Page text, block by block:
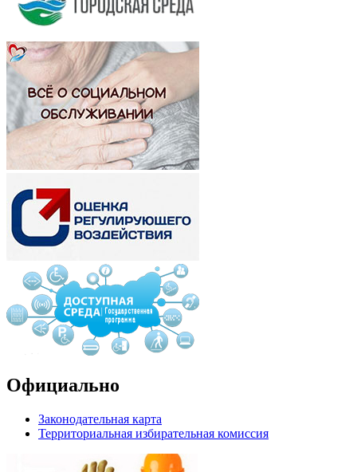
Официально
Законодательная карта
Территориальная избирательная комиссия